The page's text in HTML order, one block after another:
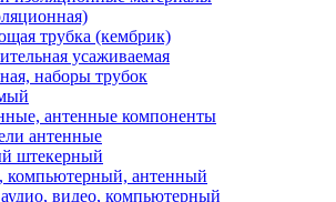
трубка (кембрик)
усаживаемая
наборы трубок
антенные компоненты
антенные
штекерный
компьютерный, антенный
видео, компьютерный